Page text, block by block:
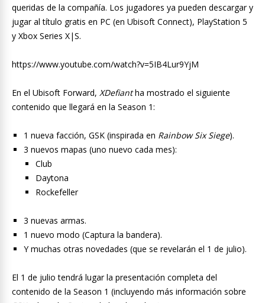
queridas de la compañía. Los jugadores ya pueden descargar y
jugar al título gratis en PC (en Ubisoft Connect), PlayStation 5
y Xbox Series X|S.
https://www.youtube.com/watch?v=5IB4Lur9YjM
En el Ubisoft Forward, XDefiantha mostrado el siguiente
contenido que llegará en la Season 1:
1 nueva facción, GSK (inspirada en Rainbow Six Siege).
3 nuevos mapas (uno nuevo cada mes):
Club
Daytona
Rockefeller
3 nuevas armas.
1 nuevo modo (Captura la bandera).
Y muchas otras novedades (que se revelarán el 1 de julio).
El 1 de julio tendrá lugar la presentación completa del
contenido de la Season 1 (incluyendo más información sobre